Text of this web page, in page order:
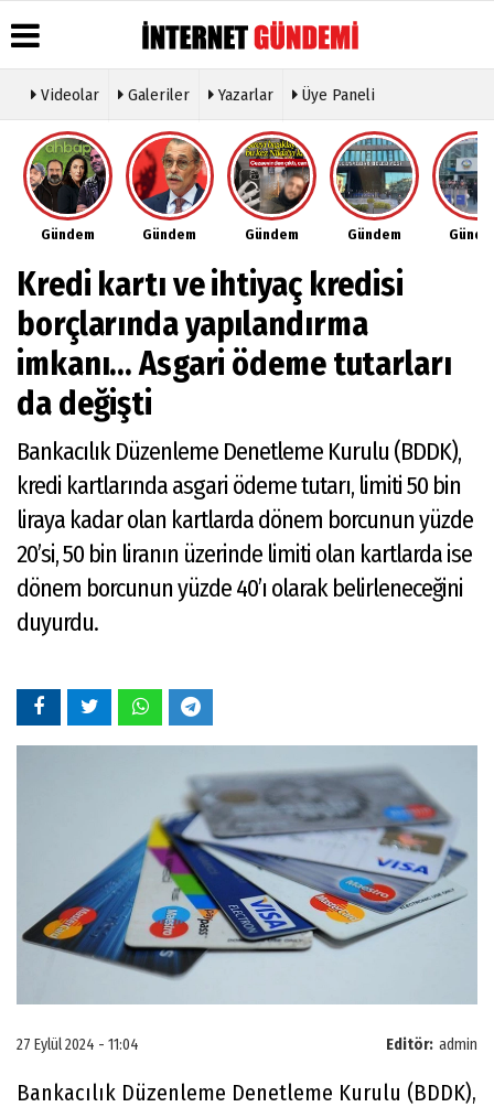
Üye Paneli
Haber
Arşivi
Gazete
Arşivi
Günün
Haberleri
Hava
Durumu
Gazete
Manşetleri
Anketler
Biyografiler
Köşe
Yazarları
Video
Galeri
Foto
Etkinlikler
Künye
İletişim
Çerez
Politikası
İlkeleri
Videolar Galeriler Yazarlar Üye Paneli
Gündem Gündem Gündem Gündem
Kredi kartı ve ihtiyaç kredisi
borçlarında yapılandırma
imkanı... Asgari ödeme tutarları
da değişti
Bankacılık Düzenleme Denetleme Kurulu (BDDK),
kredi kartlarında asgari ödeme tutarı, limiti 50 bin
liraya kadar olan kartlarda dönem borcunun yüzde
20’si, 50 bin liranın üzerinde limiti olan kartlarda ise
dönem borcunun yüzde 40’ı olarak belirleneceğini
duyurdu.
Editör: admin
27 Eylül 2024 - 11:04
Bankacılık Düzenleme Denetleme Kurulu (BDDK),